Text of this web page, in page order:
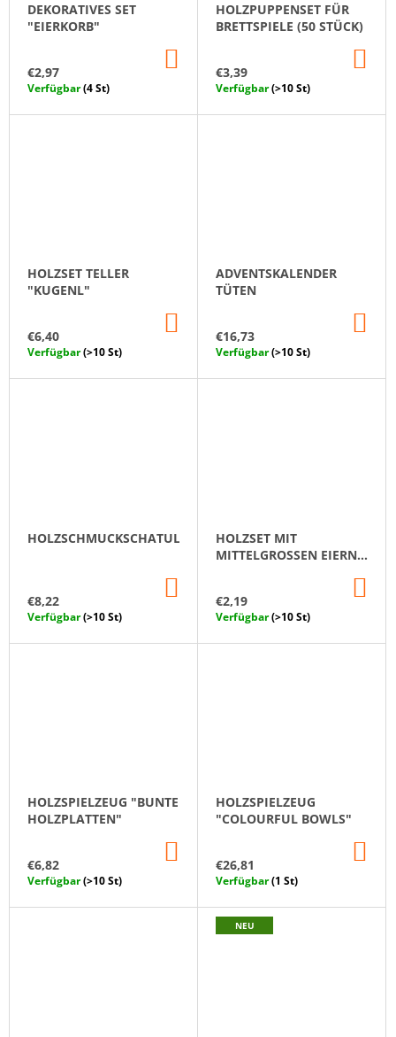
DEKORATIVES SET
"EIERKORB"
€2,97 WARENKORB
Verfügbar(4 St)
HOLZPUPPENSET FÜR
BRETTSPIELE (50 STÜCK)
€3,39
Verfügbar(>10 St)
HOLZSET TELLER
"KUGENL"
€6,40 WARENKORB
Verfügbar(>10 St)
ADVENTSKALENDER
TÜTEN
€16,73
Verfügbar(>10 St)
HOLZSCHMUCKSCHATULLE
€8,22 WARENKORB
Verfügbar(>10 St)
HOLZSET MIT
MITTELGROSSEN EIERN, 5
€2,19
Verfügbar(>10 St)
HOLZSPIELZEUG "BUNTE
HOLZPLATTEN"
€6,82 WARENKORB
Verfügbar(>10 St)
HOLZSPIELZEUG
"COLOURFUL BOWLS"
€26,81
Verfügbar(1 St)
NEU